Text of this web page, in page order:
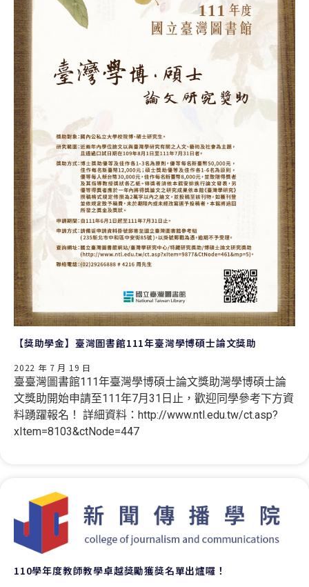
【獎助學金】臺灣圖書館111年臺灣學博碩士論文獎助
2022 年 7 月 19 日
臺臺灣圖書館111年臺灣學博碩士論文獎助灣學博碩士論
文獎助開始申請至111年7月31日止，歡迎同學參考下方資
料踴躍報名！ 詳細資料：http://www.ntl.edu.tw/ct.asp?
xItem=8103&ctNode=447
110學年度教師教學卓越獎勵獲獎名單出爐囉！